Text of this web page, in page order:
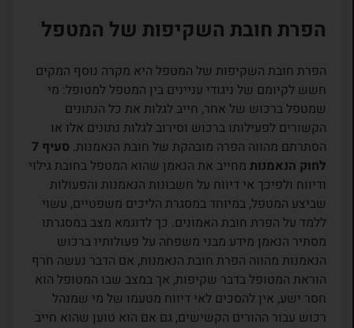
הפרת חובת השקיפות של המטפל
הפרת חובת השקיפות של המטפל היא מקרה נוסף המקים
חשש לקיומם של ניגודי עניינים בין המטפל למטופל: מי
שמטפל ברכוש של אחר, חייב לגלות את כל הנתונים
הקשורים לפעילותו ברכוש וסירוב לגלות נתונים אלו או
הסתרתם מהווה הפרה מובהקת של חובת הנאמנות.
סעיף 7
לחוק הנאמנותמחייב את הנאמן שהוא המטפל בחובת גילוי
ודיווח ולפיכך אי דיווח על חשבונות הנאמנות והפעולות
שביצע המטפל, במיוחד במסגרת הליכים משפטיים, עשוי
ללמד על הפרת חובת האמונים. כך לדוגמא מצב במסגרתו
מסתיר הנאמן מידע מבני משפחה על פעולותיו ברכוש
הנאמנות מהווה הפרת חובת הנאמנות, אם הדבר נעשה חרף
הוראת המטופל בדבר שקיפות, אך במצב שבו המטופל הוא
חסר ישע, אין להסכים לאי דיווח מטעמו של מי שמנהל
רכוש עבור ההורים הקשישים, גם אם הוא טוען שהוא חייב